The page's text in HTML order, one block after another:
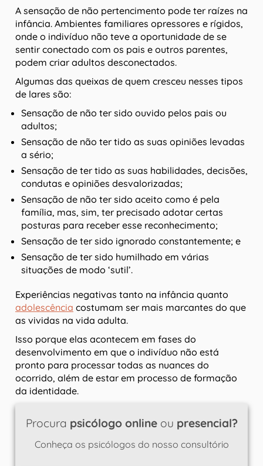
A sensação de não pertencimento pode ter raízes na
infância. Ambientes familiares opressores e rígidos,
onde o indivíduo não teve a oportunidade de se
sentir conectado com os pais e outros parentes,
podem criar adultos desconectados.
Algumas das queixas de quem cresceu nesses tipos
de lares são:
Sensação de não ter sido ouvido pelos pais ou
adultos;
Sensação de não ter tido as suas opiniões levadas
a sério;
Sensação de ter tido as suas habilidades, decisões,
condutas e opiniões desvalorizadas;
Sensação de não ter sido aceito como é pela
família, mas, sim, ter precisado adotar certas
posturas para receber esse reconhecimento;
Sensação de ter sido ignorado constantemente; e
Sensação de ter sido humilhado em várias
situações de modo ‘sutil’.
Experiências negativas tanto na infância quanto
adolescência costumam ser mais marcantes do que
as vividas na vida adulta.
Isso porque elas acontecem em fases do
desenvolvimento em que o indivíduo não está
pronto para processar todas as nuances do
ocorrido, além de estar em processo de formação
da identidade.
Procura psicólogo onlineou presencial?
Conheça os psicólogos do nosso consultório